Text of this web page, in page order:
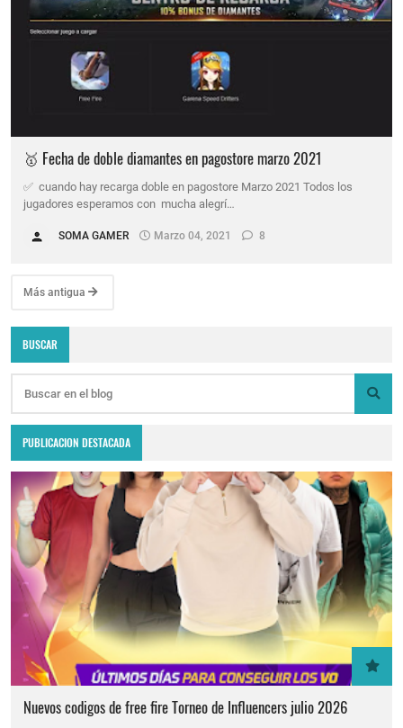
🥇 Fecha de doble diamantes en pagostore marzo 2021
✅ cuando hay recarga doble en pagostore Marzo 2021 Todos los
jugadores esperamos con mucha alegrí…
SOMA GAMER Marzo 04, 2021 8
Más antigua
BUSCAR
PUBLICACION DESTACADA
Nuevos codigos de free fire Torneo de Influencers julio 2026